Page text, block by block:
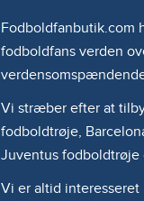
Fodboldfanbutik.com
fodboldfans verden
Vi stræber efter at
fodboldtrøje,
Juventus fodboldtrøje
Vi er altid